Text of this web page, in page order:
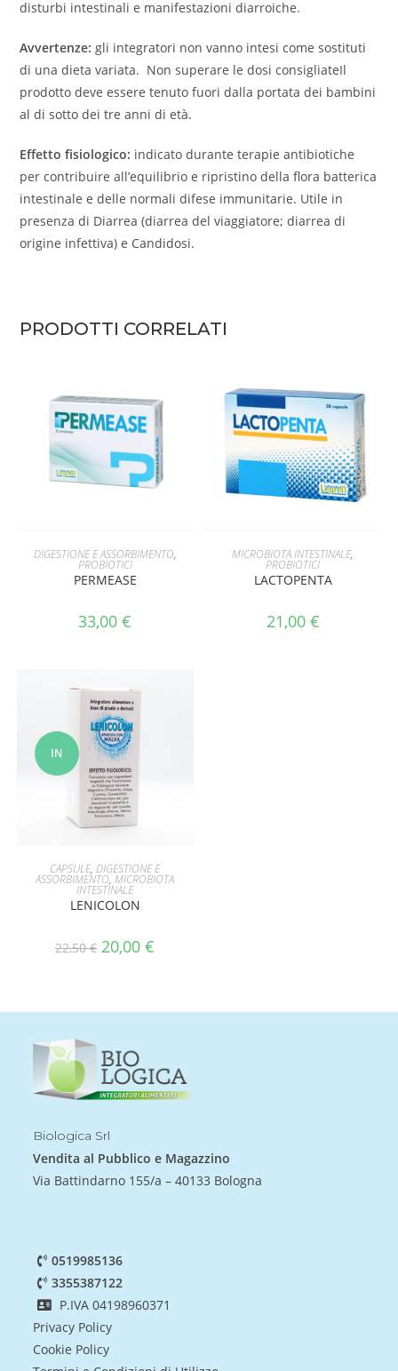
disturbi intestinali e manifestazioni diarroiche.
Avvertenze:gli integratori non vanno intesi come sostituti
di una dieta variata. Non superare le dosi consigliateIl
prodotto deve essere tenuto fuori dalla portata dei bambini
al di sotto dei tre anni di età.
Effetto fisiologico: indicato durante terapie antibiotiche
per contribuire all’equilibrio e ripristino della flora batterica
intestinale e delle normali difese immunitarie. Utile in
presenza di Diarrea (diarrea del viaggiatore; diarrea di
origine infettiva) e Candidosi.
PRODOTTI CORRELATI
AGGIUNGI AL CARRELLO
DIGESTIONE E ASSORBIMENTO,
PROBIOTICI
PERMEASE
33,00€
AGGIUNGI AL CARRELLO
MICROBIOTA INTESTINALE,
PROBIOTICI
LACTOPENTA
21,00 €
IN
AGGIUNGI AL CARRELLO
CAPSULE,DIGESTIONE E
ASSORBIMENTO,MICROBIOTA
INTESTINALE
LENICOLON
22,50€ 20,00€
Biologica Srl
Vendita al Pubblico e Magazzino
Via Battindarno 155/a – 40133 Bologna
0519985136
3355387122
P.IVA 04198960371
Privacy Policy
Cookie Policy